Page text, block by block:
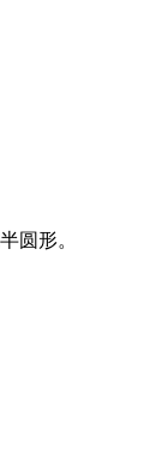
圆形。